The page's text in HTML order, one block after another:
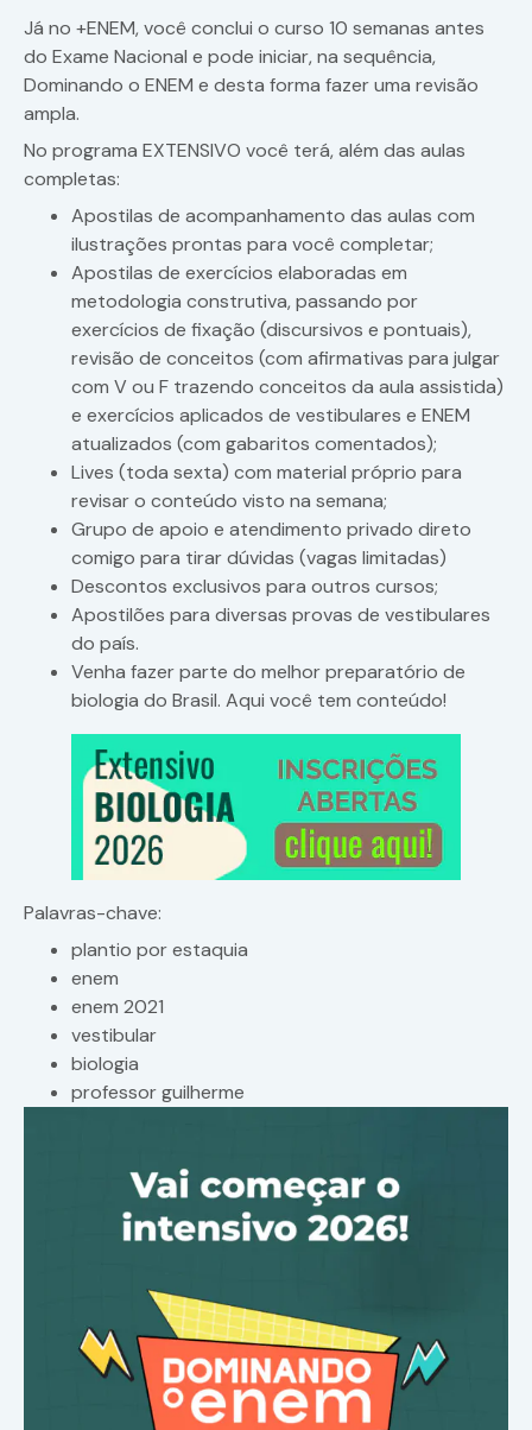
Já no +ENEM, você conclui o curso 10 semanas antes
do Exame Nacional e pode iniciar, na sequência,
Dominando o ENEM e desta forma fazer uma revisão
ampla.
No programa EXTENSIVO você terá, além das aulas
completas:
Apostilas de acompanhamento das aulas com
ilustrações prontas para você completar;
Apostilas de exercícios elaboradas em
metodologia construtiva, passando por
exercícios de fixação (discursivos e pontuais),
revisão de conceitos (com afirmativas para julgar
com V ou F trazendo conceitos da aula assistida)
e exercícios aplicados de vestibulares e ENEM
atualizados (com gabaritos comentados);
Lives (toda sexta) com material próprio para
revisar o conteúdo visto na semana;
Grupo de apoio e atendimento privado direto
comigo para tirar dúvidas (vagas limitadas)
Descontos exclusivos para outros cursos;
Apostilões para diversas provas de vestibulares
do país.
Venha fazer parte do melhor preparatório de
biologia do Brasil. Aqui você tem conteúdo!
Palavras-chave:
plantio por estaquia
enem
enem 2021
vestibular
biologia
professor guilherme